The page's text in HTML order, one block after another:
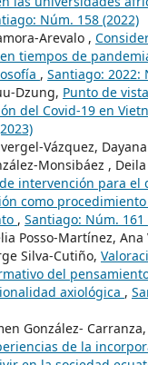
Núm. 158 (2022)
Arevalo ,
tiempos de
, Santiago: 2022:
Dzung, Punto de
del Covid-19 en
Vázquez,
Monsibáez ,
intervención para el
como
, Santiago: Núm. 161
Posso-Martínez,
Silva-Cutiño,
del
axiológica ,
González-
de la